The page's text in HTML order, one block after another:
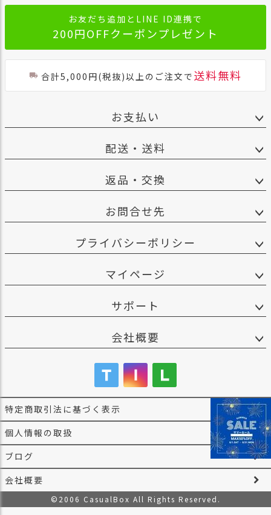
お友だち追加とLINE ID連携で
200円OFFクーポンプレゼント
合計5,000円(税抜)以上のご注文で 送料無料
お支払い
配送・送料
返品・交換
お問合せ先
プライバシーポリシー
マイページ
サポート
会社概要
特定商取引法に基づく表示
個人情報の取扱
ブログ
会社概要
©2006 CasualBox All Rights Reserved.